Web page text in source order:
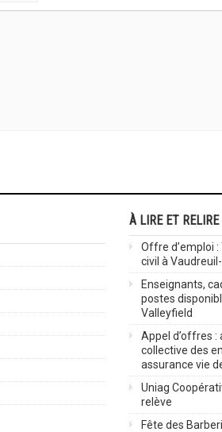
À LIRE ET RELIRE
Offre d’emploi
civil à
Enseignants,
postes
Valleyfield
Appel d’offres :
collective des
assurance vie
Uniag
relève
Fête des